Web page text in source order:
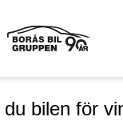
bilen för